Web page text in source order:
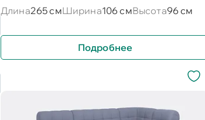
Длина265 смШирина106 смВысота96 см
Подробнее